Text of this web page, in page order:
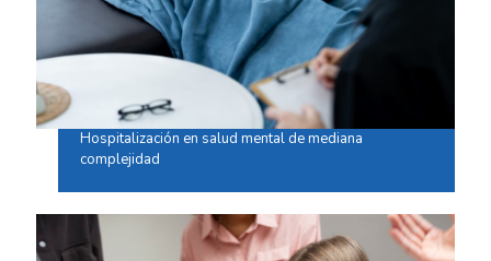
Hospitalización en salud mental de mediana
complejidad